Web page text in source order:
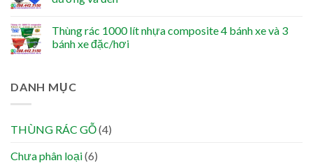
Thùng rác 1000 lít nhựa composite 4 bánh xe và 3
bánh xe đặc/hơi
DANH MỤC
THÙNG RÁC GỖ(4)
Chưa phân loại(6)